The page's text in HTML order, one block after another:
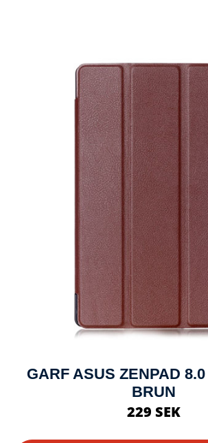
GARF ASUS ZENPAD
BRUN
229 SEK